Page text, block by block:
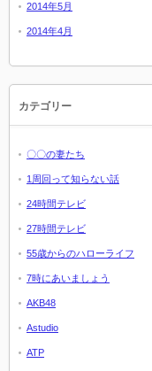
2014年5月
2014年4月
カテゴリー
〇〇の妻たち
1周回って知らない話
24時間テレビ
27時間テレビ
55歳からのハローライフ
7時にあいましょう
AKB48
Astudio
ATP